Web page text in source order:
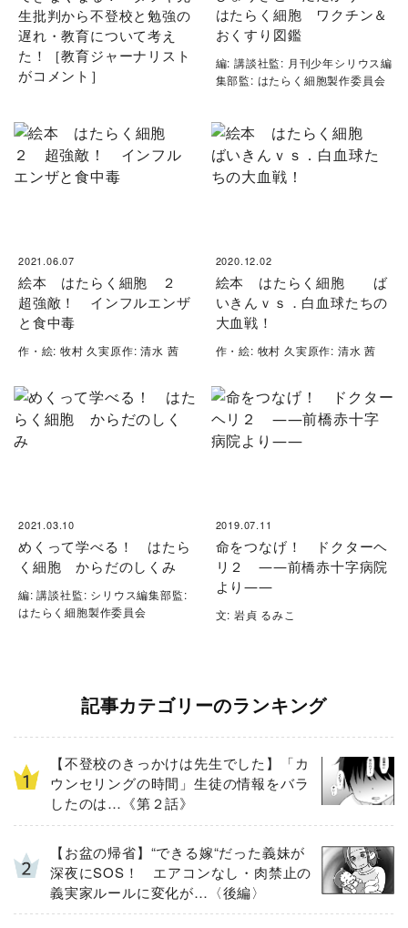
生批判から不登校と勉強の
遅れ・教育について考え
た！［教育ジャーナリスト
がコメント］
はたらく細胞 ワクチン＆
おくすり図鑑
編: 講談社監: 月刊少年シリウス編
集部監: はたらく細胞製作委員会
2021.06.07
絵本 はたらく細胞 ２
超強敵！ インフルエンザ
と食中毒
作・絵: 牧村 久実原作: 清水 茜
2020.12.02
絵本 はたらく細胞 ば
いきんｖｓ．白血球たちの
大血戦！
作・絵: 牧村 久実原作: 清水 茜
2021.03.10
めくって学べる！ はたら
く細胞 からだのしくみ
編: 講談社監: シリウス編集部監:
はたらく細胞製作委員会
2019.07.11
命をつなげ！ ドクターヘ
リ２ ――前橋赤十字病院
より――
文: 岩貞 るみこ
記事カテゴリーのランキング
【不登校のきっかけは先生でした】「カ
ウンセリングの時間」生徒の情報をバラ
したのは…《第２話》
【お盆の帰省】“できる嫁“だった義妹が
深夜にSOS！ エアコンなし・肉禁止の
義実家ルールに変化が…〈後編〉